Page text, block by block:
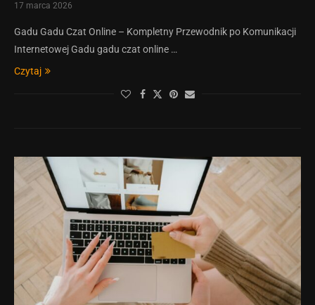
17 marca 2026
Gadu Gadu Czat Online – Kompletny Przewodnik po Komunikacji
Internetowej Gadu gadu czat online …
Czytaj